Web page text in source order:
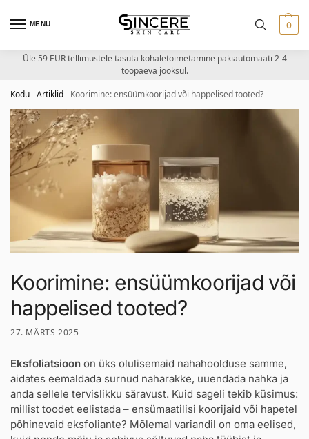
MENU 0
Üle 59 EUR tellimustele tasuta kohaletoimetamine pakiautomaati 2-4
tööpäeva jooksul.
Kodu-Artiklid- Koorimine: ensüümkoorijad või happelised tooted?
Koorimine: ensüümkoorijad või
happelised tooted?
27. MÄRTS 2025
Eksfoliatsioon on üks olulisemaid nahahoolduse samme,
aidates eemaldada surnud naharakke, uuendada nahka ja
anda sellele tervislikku säravust. Kuid sageli tekib küsimus:
millist toodet eelistada – ensümaatilisi koorijaid või hapetel
põhinevaid eksfoliante? Mõlemal variandil on oma eelised,